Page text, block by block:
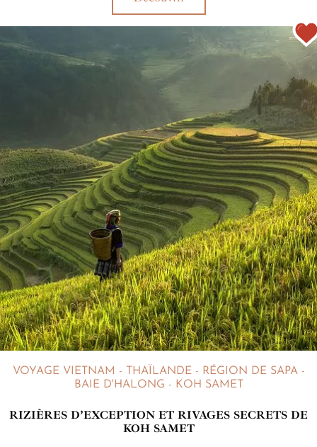
VOYAGE VIETNAM - THAÏLANDE - RÉGION DE SAPA -
BAIE D'HALONG - KOH SAMET
RIZIÈRES D’EXCEPTION ET RIVAGES SECRETS DE
KOH SAMET